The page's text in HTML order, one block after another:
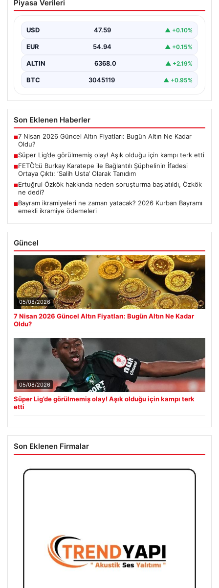
soruşturma başlatıldı, Özkök ne dedi?
açıldı, Özkök ne dedi?”, “content”: “ Gazeteci Ertuğrul…
Piyasa Verileri
USD 47.59 ▲ +0.10%
EUR 54.94 ▲ +0.15%
ALTIN 6368.0 ▲ +2.19%
BTC 3045119 ▲ +0.95%
Son Eklenen Haberler
■7 Nisan 2026 Güncel Altın Fiyatları: Bugün Altın Ne Kadar
Oldu?
■Süper Lig’de görülmemiş olay! Aşık olduğu için kampı terk etti
■FETÖ’cü Burkay Karatepe ile Bağlantılı Şüphelinin İfadesi
Ortaya Çıktı: ‘Salih Usta’ Olarak Tanıdım
■Ertuğrul Özkök hakkında neden soruşturma başlatıldı, Özkök
ne dedi?
■Bayram ikramiyeleri ne zaman yatacak? 2026 Kurban Bayramı
emekli ikramiye ödemeleri
Güncel
05/08/2026
7 Nisan 2026 Güncel Altın Fiyatları: Bugün Altın Ne Kadar
Oldu?
05/08/2026
Süper Lig’de görülmemiş olay! Aşık olduğu için kampı terk
etti
Son Eklenen Firmalar